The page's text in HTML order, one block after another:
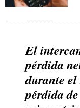
El
pérdida
durante
pérdida